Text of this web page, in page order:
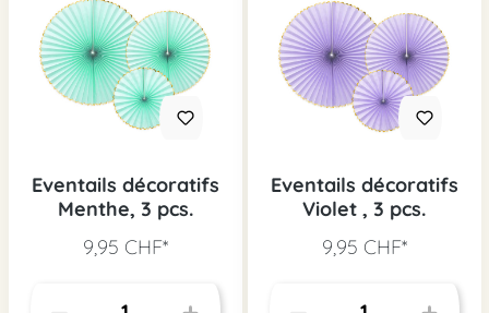
Eventails décoratifs
Menthe, 3 pcs.
9,95 CHF*
Eventails décoratifs
Violet , 3 pcs.
9,95 CHF*